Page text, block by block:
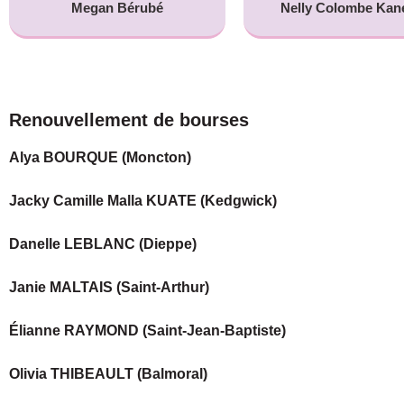
Megan Bérubé Nelly Colombe
Renouvellement de bourses
Alya BOURQUE (Moncton)
Jacky Camille Malla KUATE (Kedgwick)
Danelle LEBLANC (Dieppe)
Janie MALTAIS (Saint-Arthur)
Élianne RAYMOND (Saint-Jean-Baptiste)
Olivia THIBEAULT (Balmoral)